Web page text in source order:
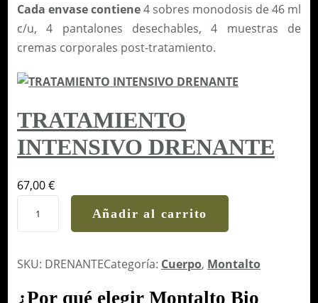
A
N
T
I
E
L
U
Í
I
O
Cada envase contiene4 sobres monodosis de 46 ml
c/u, 4 pantalones desechables, 4 muestras de
cremas corporales post-tratamiento.
TRATAMIENTO
INTENSIVO DRENANTE
67,00€
T
M
Añadir al carrito
SKU: DRENANTECategoría: Cuerpo, Montalto
¿Por qué elegir Montalto Bio